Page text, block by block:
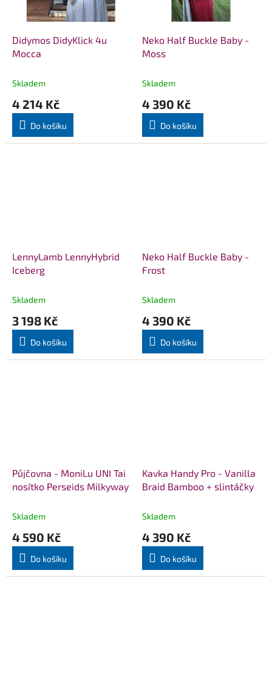
Didymos DidyKlick 4u
Mocca
Skladem
4 214 Kč
Do košíku
Neko Half Buckle Baby -
Moss
Skladem
4 390 Kč
Do košíku
LennyLamb LennyHybrid
Iceberg
Skladem
3 198 Kč
Do košíku
Neko Half Buckle Baby -
Frost
Skladem
4 390 Kč
Do košíku
Půjčovna - MoniLu UNI Tai
nosítko Perseids Milkyway
Skladem
4 590 Kč
Do košíku
Kavka Handy Pro - Vanilla
Braid Bamboo + slintáčky
Skladem
4 390 Kč
Do košíku